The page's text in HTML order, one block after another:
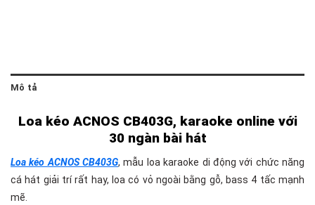
Mô tả
Loa kéo ACNOS CB403G, karaoke online với
30 ngàn bài hát
Loa kéo ACNOS CB403G, mẫu loa karaoke di động với chức năng
cá hát giải trí rất hay, loa có vỏ ngoài bằng gỗ, bass 4 tấc mạnh
mẽ.